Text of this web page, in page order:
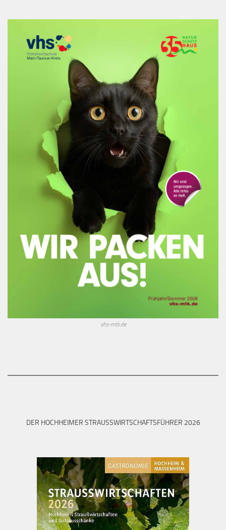
vhs-mtk.de
DER HOCHHEIMER STRAUSSWIRTSCHAFTSFÜHRER 2026